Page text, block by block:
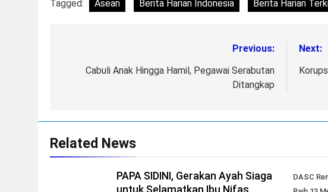
Tagged: Asean Berita Harian Indonesia Berita Harian
navigation
Previous:
Cabuli Anak Hingga Hamil, Pegawai Serabutan
Ditangkap
Next:
Related News
PAPA SIDINI, Gerakan Ayah Siaga
untuk Selamatkan Ibu Nifas
DASC